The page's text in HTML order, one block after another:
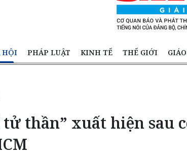
HỘI PHÁP LUẬT KINH TẾ THẾ GIỚI
tử thần” xuất hiện sau